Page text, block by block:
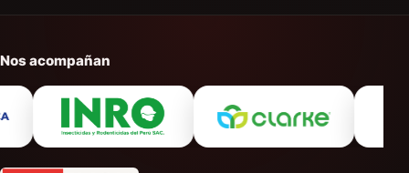
Nos acompañan